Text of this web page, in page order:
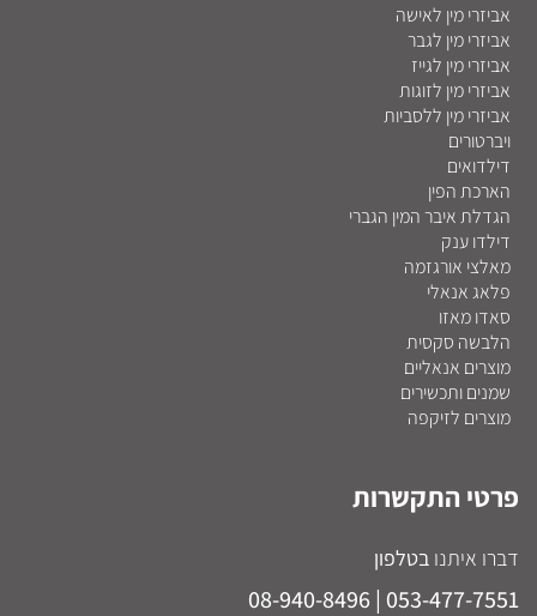
אביזרי מין לאישה
אביזרי מין לגבר
אביזרי מין לגייז
אביזרי מין לזוגות
אביזרי מין ללסביות
ויברטורים
דילדואים
הארכת הפין
הגדלת איבר המין הגברי
דילדו ענק
מאלצי אורגזמה
פלאג אנאלי
סאדו מאזו
הלבשה סקסית
מוצרים אנאליים
שמנים ותכשירים
מוצרים לזיקפה
פרטי התקשרות
דברו איתנו בטלפון
053-477-7551 | 08-940-8496